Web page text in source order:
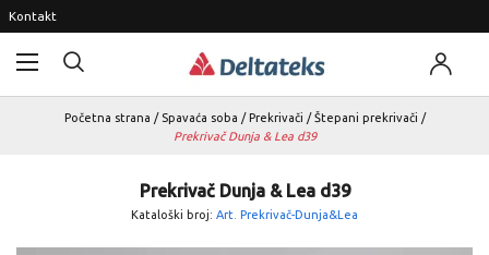
Kontakt
Početna strana / Spavaća soba / Prekrivači / Štepani prekrivači /
Prekrivač Dunja & Lea d39
Prekrivač Dunja & Lea d39
Kataloški broj: Art. Prekrivač-Dunja&Lea